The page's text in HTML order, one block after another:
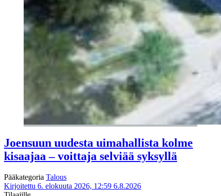
Joensuun uudesta uimahallista kolme
kisaajaa – voittaja selviää syksyllä
Pääkategoria Talous
Kirjoitettu 6. elokuuta 2026, 12:59 6.8.2026